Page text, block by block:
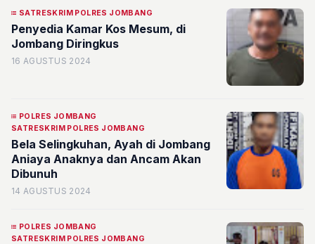
SATRESKRIM POLRES JOMBANG
Penyedia Kamar Kos Mesum, di
Jombang Diringkus
16 AGUSTUS 2024
POLRES JOMBANG
SATRESKRIM POLRES JOMBANG
Bela Selingkuhan, Ayah di Jombang
Aniaya Anaknya dan Ancam Akan
Dibunuh
14 AGUSTUS 2024
POLRES JOMBANG
SATRESKRIM POLRES JOMBANG